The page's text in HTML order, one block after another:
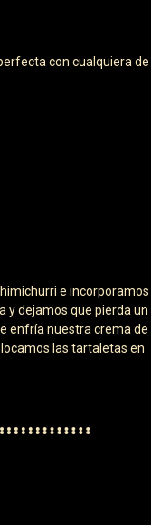
con cualquiera de
e incorporamos
y dejamos que pierda un
enfría nuestra crema de
las tartaletas en